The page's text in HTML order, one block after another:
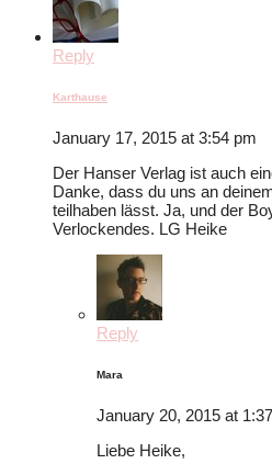
Reply
Karthause
January 17, 2015 at 3:54 pm
Der Hanser Verlag ist auch
Danke, dass du uns an
teilhaben lässt. Ja, und der
Verlockendes. LG Heike
Reply
Mara
January 20, 2015 at
Liebe Heike,